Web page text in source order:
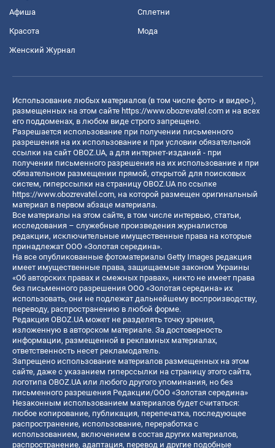
Афиша Сплетни
Красота Мода
Женский Журнал
Использование любых материалов (в том числе фото- и видео-),
размещенных на этом сайте https://www.obozrevatel.com и на всех
его поддоменах, в любом виде строго запрещено.
Разрешается использование при получении письменного
разрешения на их использование и при условии обязательной
ссылки на сайт OBOZ.UA, а для интернет-изданий - при
получении письменного разрешения на их использование и при
обязательном размещении прямой, открытой для поисковых
систем, гиперссылки на страницу OBOZ.UA по ссылке
https://www.obozrevatel.com, на которой размещен оригинальный
материал в первом абзаце материала.
Все материалы на этом сайте, в том числе интервью, статьи,
исследования – служебные произведения журналистов
редакции, исключительные имущественные права на которые
принадлежат ООО «Золотая середина».
На все опубликованные фотоматериалы Getty Images редакция
имеет имущественные права, защищаемые законом Украины
«Об авторских правах и смежных правах», никто не имеет права
без письменного разрешения ООО «Золотая середина» их
использовать, они не подлежат дальнейшему воспроизводству,
переводу, распространению в любой форме.
Редакция OBOZ.UA может не разделять точку зрения,
изложенную в авторском материале. За достоверность
информации, размещенной в рекламных материалах,
ответственность несет рекламодатель.
Запрещено использование материалов размещенных на этом
сайте, даже с указанием гиперссылки на страницу этого сайта,
логотипа OBOZ.UA или любого другого упоминания, но без
письменного разрешения Редакции/ООО «Золотая середина»
Незаконным использованием материалов будет считаться:
любое копирование, публикация, перепечатка, последующее
распространение, использование, переработка с
использованием, включением в состав других материалов,
распространение, адаптация, перевод и другие подобные